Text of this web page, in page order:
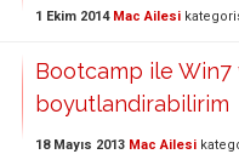
1 Ekim 2014 Mac Ailesi
Bootcamp ile
boyutlandirabilirim
18 Mayıs 2013 Mac Ailesi